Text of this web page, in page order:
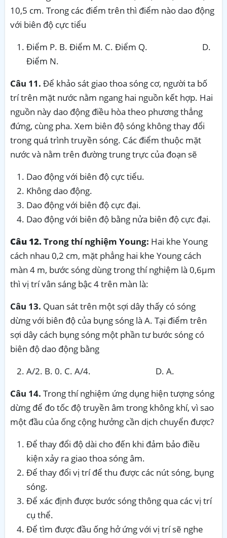
10,5 cm. Trong các điểm trên thì điểm nào dao động
với biên độ cực tiểu
Điểm P. B. Điểm M. C. Điểm Q. D.
Điểm N.
Câu 11. Để khảo sát giao thoa sóng cơ, người ta bố
trí trên mặt nước nằm ngang hai nguồn kết hợp. Hai
nguồn này dao động điều hòa theo phương thẳng
đứng, cùng pha. Xem biên độ sóng không thay đổi
trong quá trình truyền sóng. Các điểm thuộc mặt
nước và nằm trên đường trung trực của đoạn sẽ
Dao động với biên độ cực tiểu.
Không dao động.
Dao động với biên độ cực đại.
Dao động với biên độ bằng nửa biên độ cực đại.
Câu 12.Trong thí nghiệm Young: Hai khe Young
cách nhau 0,2 cm, mặt phẳng hai khe Young cách
màn 4 m, bước sóng dùng trong thí nghiệm là 0,6µm
thì vị trí vân sáng bậc 4 trên màn là:
Câu 13. Quan sát trên một sợi dây thấy có sóng
dừng với biên độ của bụng sóng là A. Tại điểm trên
sợi dây cách bụng sóng một phần tư bước sóng có
biên độ dao động bằng
A/2. B. 0. C. A/4. D. A.
Câu 14. Trong thí nghiệm ứng dụng hiện tượng sóng
dừng để đo tốc độ truyền âm trong không khí, vì sao
một đầu của ống cộng hưởng cần dịch chuyển được?
Để thay đổi độ dài cho đến khi đảm bảo điều
kiện xảy ra giao thoa sóng âm.
Để thay đổi vị trí để thu được các nút sóng, bụng
sóng.
Để xác định được bước sóng thông qua các vị trí
cụ thể.
Để tìm được đầu ống hở ứng với vị trí sẽ nghe